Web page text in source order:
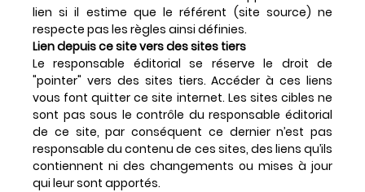
lien si il estime que le référent (site source) ne
respecte pas les règles ainsi définies.
Lien depuis ce site vers des sites tiers
Le responsable éditorial se réserve le droit de
"pointer" vers des sites tiers. Accéder à ces liens
vous font quitter ce site internet. Les sites cibles ne
sont pas sous le contrôle du responsable éditorial
de ce site, par conséquent ce dernier n’est pas
responsable du contenu de ces sites, des liens qu’ils
contiennent ni des changements ou mises à jour
qui leur sont apportés.